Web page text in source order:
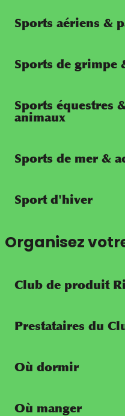
Sports aériens &
Sports de grimpe
Sports équestres
animaux
Sports de mer &
Sport d'hiver
Organisez
Club de produit
Prestataires du
Où dormir
Où manger
nous
séjour ?